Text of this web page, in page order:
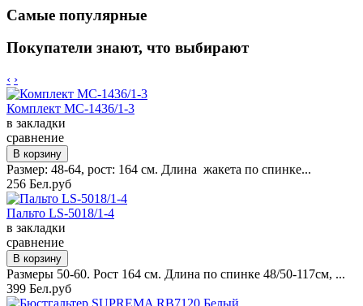
Самые популярные
Покупатели знают, что выбирают
‹ ›
Комплект MC-1436/1-3
в закладки
сравнение
Размер: 48-64, рост: 164 см. Длина жакета по спинке...
256 Бел.руб
Пальто LS-5018/1-4
в закладки
сравнение
Размеры 50-60. Рост 164 см. Длина по спинке 48/50-117см, ...
399 Бел.руб